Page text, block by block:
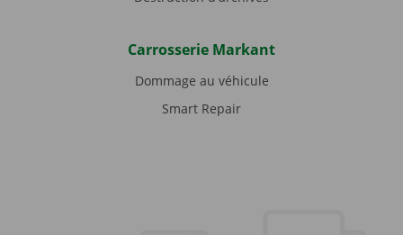
Carrosserie Markant
Dommage au véhicule
Smart Repair